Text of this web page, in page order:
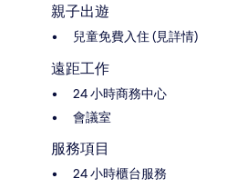
親子出遊
兒童免費入住 (見詳情)
遠距工作
24 小時商務中心
會議室
服務項目
24 小時櫃台服務